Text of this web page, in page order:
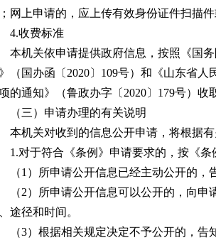
网上申请的，应上传有效身份证件扫描件
4.收费标准
本机关依申请提供政府信息，按照《国
（国办函〔2020〕109号）和《山东省
的通知》（鲁政办字〔2020〕179号）收
（三）申请办理的有关说明
本机关对收到的信息公开申请，将根据
1.对于符合《条例》申请要求的，按《条
（1）所申请公开信息已经主动公开的，
（2）所申请公开信息可以公开的，向
途径和时间。
（3）根据相关规定决定不予公开的，告